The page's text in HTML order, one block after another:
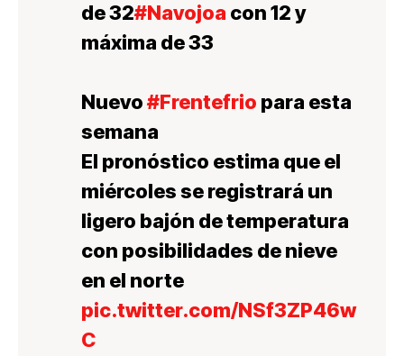
de 32#Navojoa con 12 y
máxima de 33
Nuevo#Frentefrio para esta
semana
El pronóstico estima que el
miércoles se registrará un
ligero bajón de temperatura
con posibilidades de nieve
en el norte
pic.twitter.com/NSf3ZP46w
C